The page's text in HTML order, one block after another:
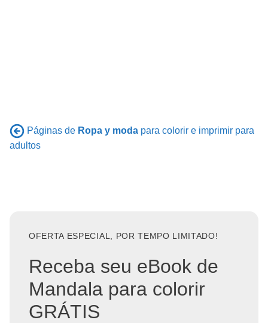
Páginas de Ropa y moda para colorir e imprimir para
adultos
OFERTA ESPECIAL, POR TEMPO LIMITADO!
Receba seu eBook de
Mandala para colorir
GRÁTIS